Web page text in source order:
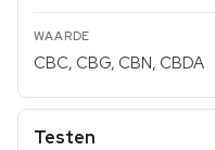
CBC, CBG, CBN, CBDA
Testen